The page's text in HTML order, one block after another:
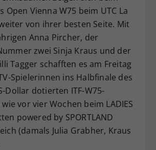
Open Vienna W75 beim UTC La
von ihrer besten Seite. Mit
Anna Pircher, der
zwei Sinja Kraus und der
Tagger schafften es am Freitag
Spielerinnen ins Halbfinale des
Dollar dotierten ITF-W75-
vor vier Wochen beim LADIES
powered by SPORTLAND
(damals Julia Grabher, Kraus
Wert speichert Ihre Consent-
Unter anderem eine
generierte ID, für die
Speicherung Ihrer
vorgenommen Einstellungen, falls der
Betreiber dies eingestellt
hat.